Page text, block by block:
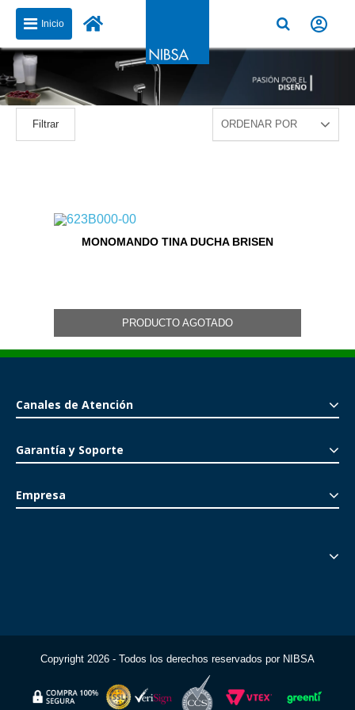
Inicio
Filtrar
MONOMANDO TINA DUCHA BRISEN
PRODUCTO AGOTADO
Canales de Atención
Garantía y Soporte
Empresa
Copyright 2026 - Todos los derechos reservados por NIBSA